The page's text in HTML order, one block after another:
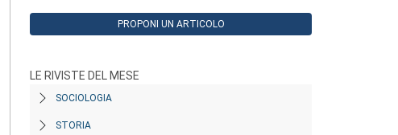
PROPONI UN ARTICOLO
LE RIVISTE DEL MESE
SOCIOLOGIA
STORIA